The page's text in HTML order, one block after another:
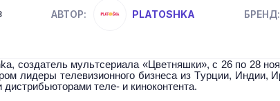
АВТОР: PLATOSHKA БРЕНД:
создатель мультсериала «Цветняшки», с 26 по 28
лидеры телевизионного бизнеса из Турции,
теле- и киноконтента.